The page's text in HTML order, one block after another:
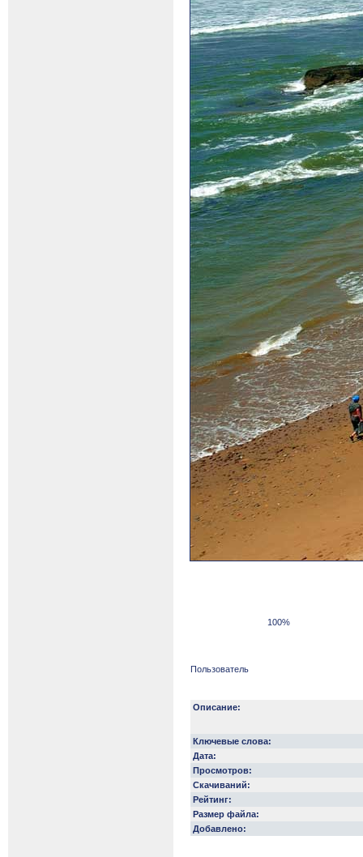
100%
Пользователь
Описание:
Ключевые слова:
Дата:
Просмотров:
Скачиваний:
Рейтинг:
Размер файла:
Добавлено: